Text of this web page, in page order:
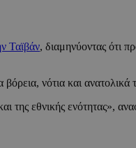
Ταϊβάν, διαμηνύοντας ότι
νότια και ανατολικά
της εθνικής